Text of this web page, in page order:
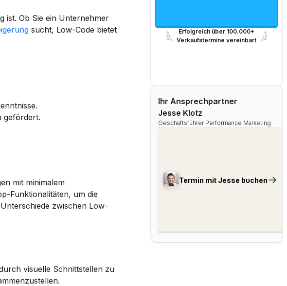
Erfolgreich über 100.000+
Verkaufstermine vereinbart
Ihr Ansprechpartner
Jesse Klotz
Geschäftsführer Performance Marketing
Termin mit Jesse buchen
ist. Ob Sie ein Unternehmer
sucht, Low-Code bietet
gefördert.
mit minimalem
Funktionalitäten, um die
zwischen Low-
visuelle Schnittstellen zu